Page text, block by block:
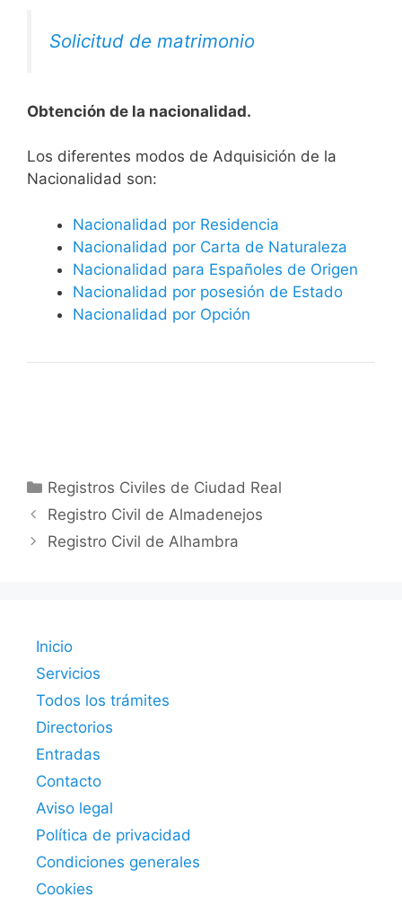
Solicitud de matrimonio
Obtención de la nacionalidad.
​​​Los diferentes modos de Adquisición de la
Nacionalidad son:
Nacionalidad por Residencia
Nacionalidad por Carta de Naturaleza
Nacionalidad para Españoles de Origen
Nacionalidad por posesión de Estado
Nacionalidad por Opción
Categorías
Registros Civiles de Ciudad Real
Registro Civil de Almadenejos
Registro Civil de Alhambra
Inicio
Servicios
Todos los trámites
Directorios
Entradas
Contacto
Aviso legal
Política de privacidad
Condiciones generales
Cookies